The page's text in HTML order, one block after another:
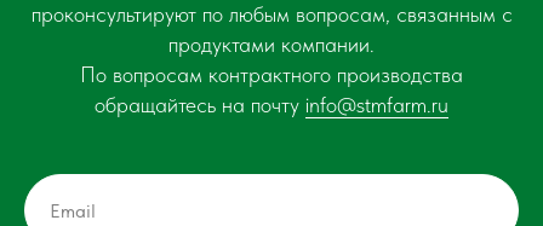
проконсультируют по любым вопросам, связанным с
продуктами компании.
По вопросам контрактного производства
обращайтесь на почту info@stmfarm.ru